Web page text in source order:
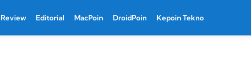
Review Editorial MacPoin DroidPoin Kepoin Tekno